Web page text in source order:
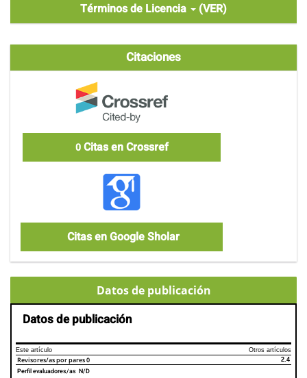
Términos de Licencia
(VER)
Citaciones
0Citas en Crossref
Citas en Google Sholar
Datos de publicación
Datos de publicación
Este artículo Otros artículos
Revisores/as por pares0 2.4
Perfil evaluadores/as N/D